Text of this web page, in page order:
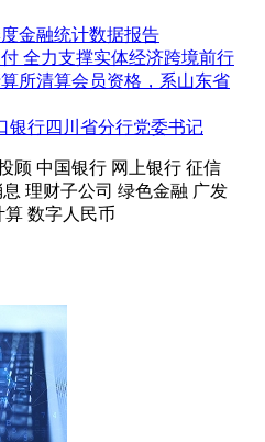
金融统计数据报告
全力支撑实体经济跨境前行
所清算会员资格，系山东省
银行四川省分行党委书记
顾 中国银行 网上银行 征信
理财子公司 绿色金融 广发
算 数字人民币